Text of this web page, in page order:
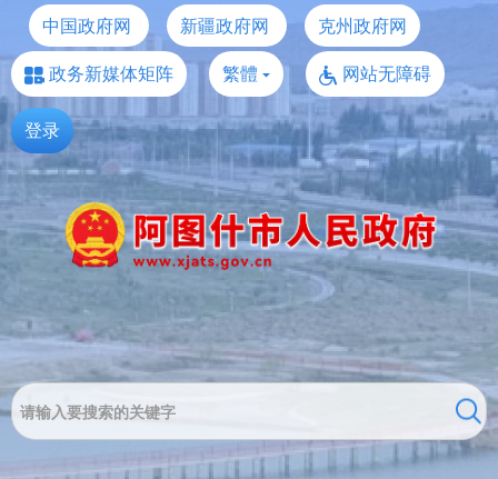
中国政府网 新疆政府网
克州政府网
政务新媒体矩阵
繁體 网站无障碍
登录